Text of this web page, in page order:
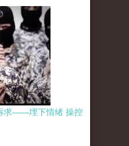
求——埋下情绪 操控